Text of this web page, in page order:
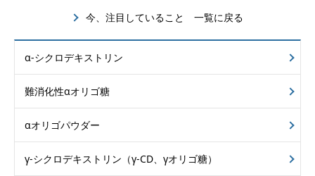
今、注目していること 一覧に戻る
α-シクロデキストリン
難消化性αオリゴ糖
αオリゴパウダー
γ-シクロデキストリン （γ-CD、γオリゴ糖）